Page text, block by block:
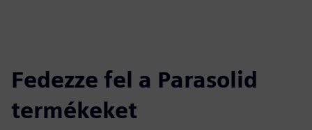
Fedezze fel a Parasolid
termékeket